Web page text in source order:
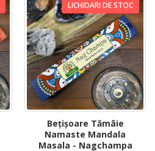
LICHIDARI DE STOC
Bețișoare Tămâie
Namaste Mandala
Masala - Nagchampa